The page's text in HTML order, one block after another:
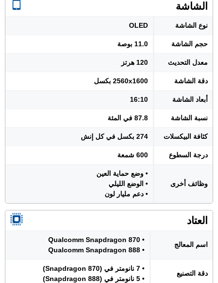
الشاشة
نوع الشاشة OLED
حجم الشاشة 11.0 بوصة
معدل التحديث 120 هرتز
دقة الشاشة 2560x1600 بكسل
أبعاد الشاشة 16:10
نسبة الشاشة 87.8 في المئة
كثافة البيكسلات 274 بكسل في كل إنش
درجة السطوع 600 شمعة
وظائف أخرى
• وضع حماية العين
• الوضع الليلي
• دعم مليار لون
العتاد
اسم المعالج
• Qualcomm Snapdragon 870
• Qualcomm Snapdragon 888
دقة التصنيع
• 7 نانومتر في (Snapdragon 870)
• 5 نانومتر في (Snapdragon 888)